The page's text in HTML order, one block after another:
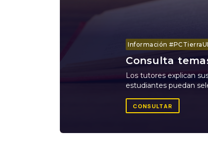
Información
Consulta
Los tutores explican
estudiantes puedan
CONSULTAR